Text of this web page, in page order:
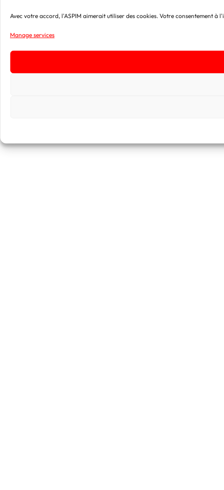
Avec votre accord, l'ASPIM aimerait utiliser des cookies. Votre consentement
Manage services